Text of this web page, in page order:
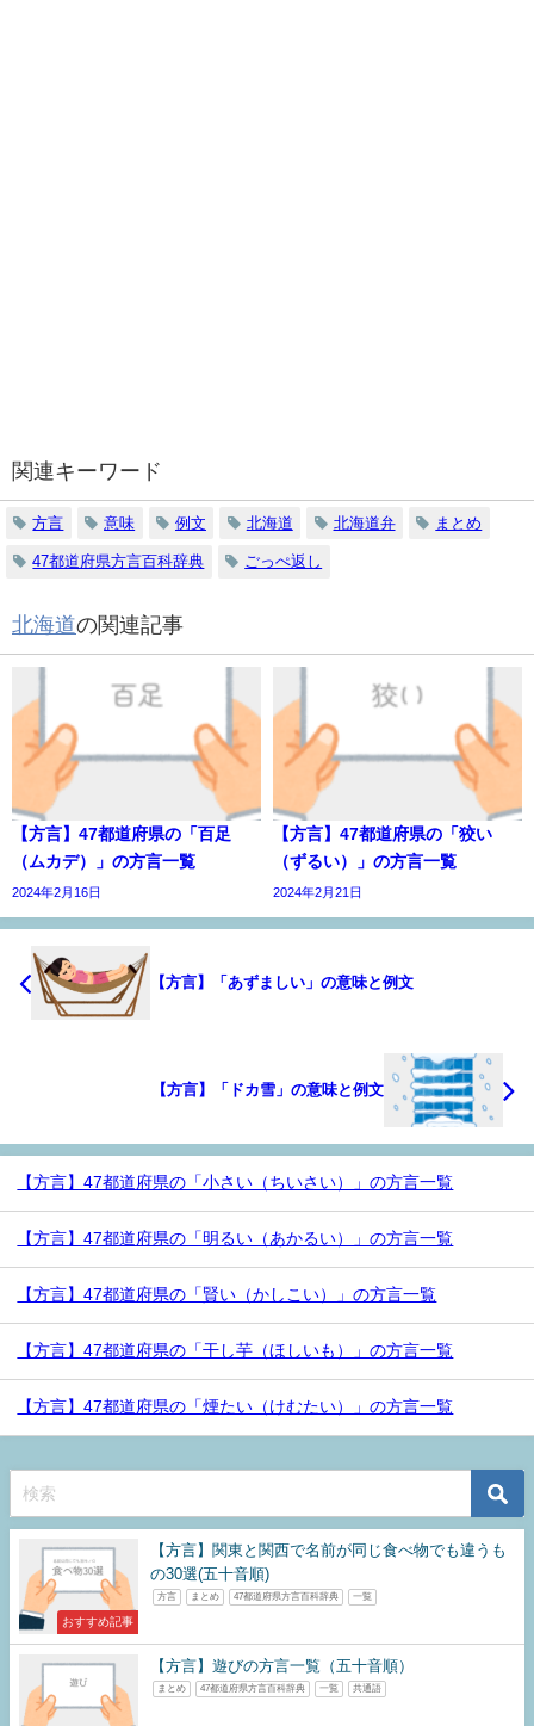
関連キーワード
方言 意味 例文 北海道 北海道弁 まとめ
47都道府県方言百科辞典 ごっぺ返し
北海道の関連記事
【方言】47都道府県の「百足
（ムカデ）」の方言一覧
2024年2月16日
【方言】47都道府県の「狡い
（ずるい）」の方言一覧
2024年2月21日
【方言】「あずましい」の意味と例文
【方言】「ドカ雪」の意味と例文
【方言】47都道府県の「小さい（ちいさい）」の方言一覧
【方言】47都道府県の「明るい（あかるい）」の方言一覧
【方言】47都道府県の「賢い（かしこい）」の方言一覧
【方言】47都道府県の「干し芋（ほしいも）」の方言一覧
【方言】47都道府県の「煙たい（けむたい）」の方言一覧
おすすめ記事
【方言】関東と関西で名前が同じ食べ物でも違うも
の30選(五十音順)
方言 まとめ 47都道府県方言百科辞典 一覧
【方言】遊びの方言一覧（五十音順）
まとめ 47都道府県方言百科辞典 一覧 共通語